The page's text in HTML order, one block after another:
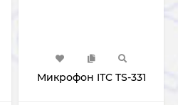
Микрофон ITC TS-331